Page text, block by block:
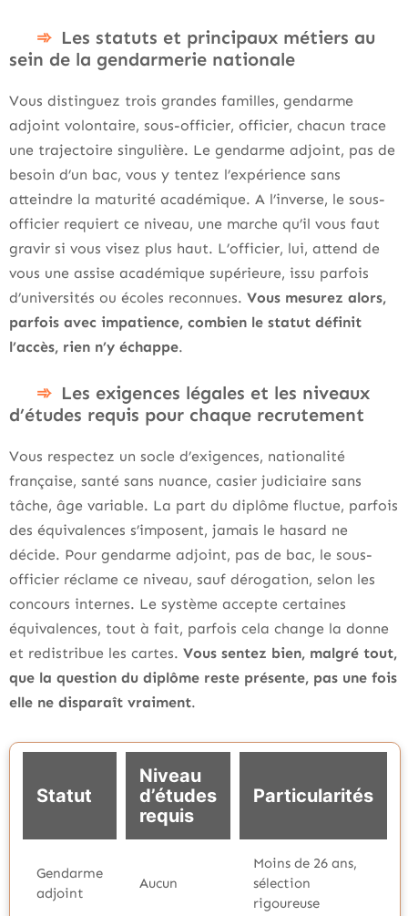
Les statuts et principaux métiers au
sein de la gendarmerie nationale
Vous distinguez trois grandes familles, gendarme
adjoint volontaire, sous-officier, officier, chacun trace
une trajectoire singulière. Le gendarme adjoint, pas de
besoin d’un bac, vous y tentez l’expérience sans
atteindre la maturité académique. A l’inverse, le sous-
officier requiert ce niveau, une marche qu’il vous faut
gravir si vous visez plus haut. L’officier, lui, attend de
vous une assise académique supérieure, issu parfois
d’universités ou écoles reconnues. Vous mesurez alors,
parfois avec impatience, combien le statut définit
l’accès, rien n’y échappe.
Les exigences légales et les niveaux
d’études requis pour chaque recrutement
Vous respectez un socle d’exigences, nationalité
française, santé sans nuance, casier judiciaire sans
tâche, âge variable. La part du diplôme fluctue, parfois
des équivalences s’imposent, jamais le hasard ne
décide. Pour gendarme adjoint, pas de bac, le sous-
officier réclame ce niveau, sauf dérogation, selon les
concours internes. Le système accepte certaines
équivalences, tout à fait, parfois cela change la donne
et redistribue les cartes. Vous sentez bien, malgré tout,
que la question du diplôme reste présente, pas une fois
elle ne disparaît vraiment.
Statut
Niveau
d’études
requis
Particularités
Gendarme
adjoint
Aucun
Moins de 26 ans,
sélection
rigoureuse